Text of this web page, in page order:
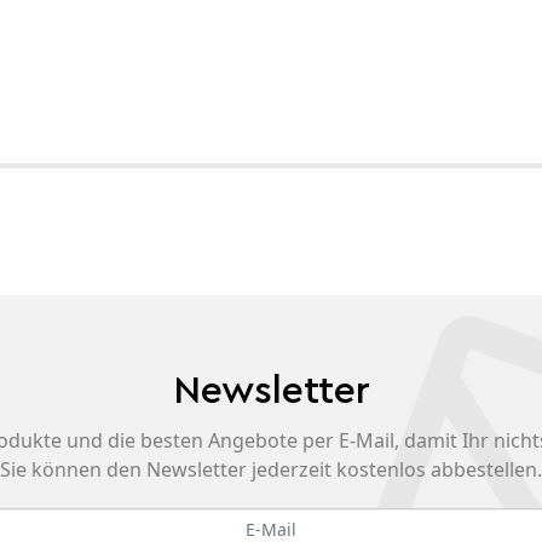
Newsletter
und die besten Angebote per E-Mail, damit Ihr
Sie können den Newsletter jederzeit kostenlos abbestellen.